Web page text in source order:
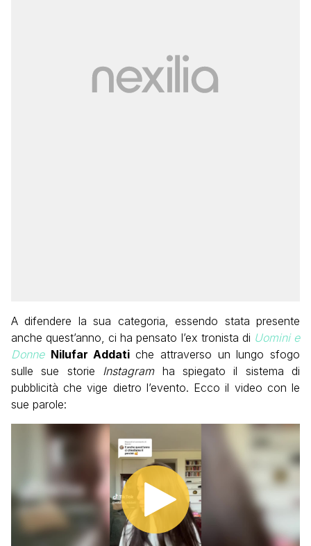
A difendere la sua categoria, essendo stata presente
anche quest’anno, ci ha pensato l’ex tronista di Uomini e
Donne Nilufar Addatiche attraverso un lungo sfogo
sulle sue storie Instagram ha spiegato il sistema di
pubblicità che vige dietro l’evento. Ecco il video con le
sue parole: